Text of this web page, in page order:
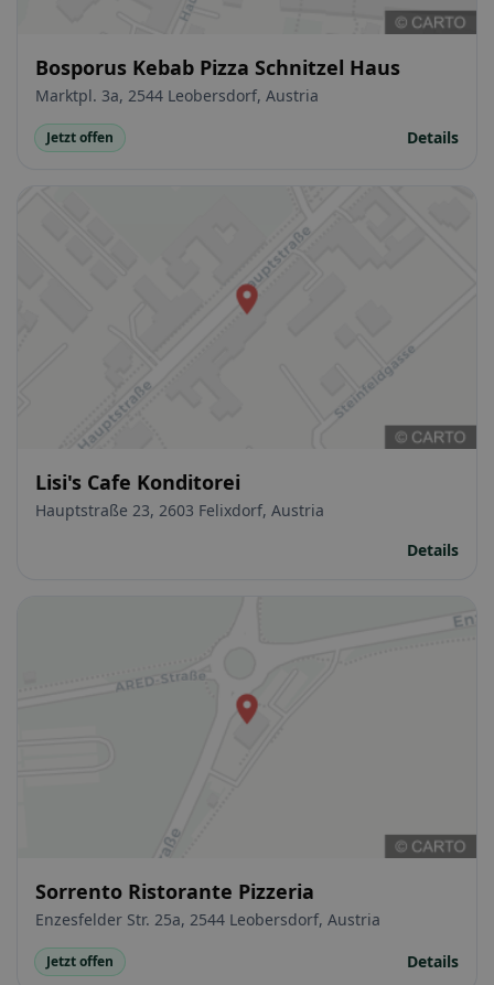
Bosporus Kebab Pizza Schnitzel Haus
Marktpl. 3a, 2544 Leobersdorf, Austria
Jetzt offen Details
Lisi's Cafe Konditorei
Hauptstraße 23, 2603 Felixdorf, Austria
Details
Sorrento Ristorante Pizzeria
Enzesfelder Str. 25a, 2544 Leobersdorf, Austria
Jetzt offen Details